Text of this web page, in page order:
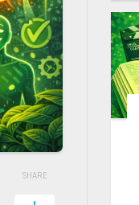
SHARE